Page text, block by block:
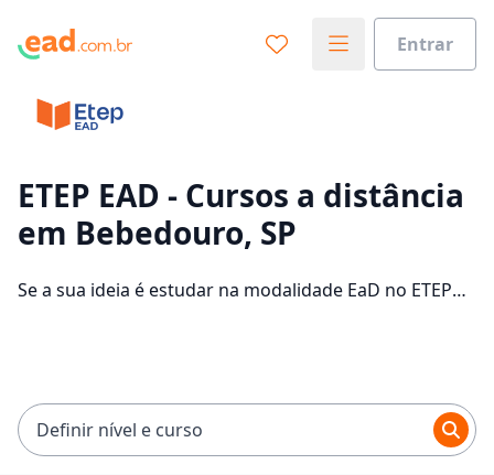
Entrar
Vamos te guiar no caminho ideal para seus estudos
Sim, já sei
ETEP EAD - Cursos a distância
em Bebedouro, SP
Se a sua ideia é estudar na modalidade EaD no ETEP
Definir nível e curso